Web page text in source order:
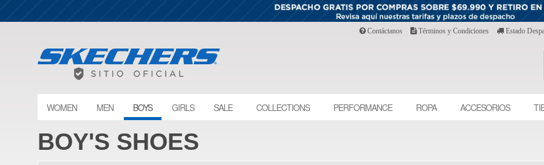
Contáctanos Términos y Condiciones Estado
WOMEN MEN BOYS GIRLS SALE COLLECTIONS PERFORMANCE ROPA ACCESORIOS
BOY'S SHOES